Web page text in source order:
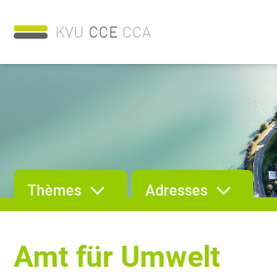
Thèmes Adresses
Amt für Umwelt